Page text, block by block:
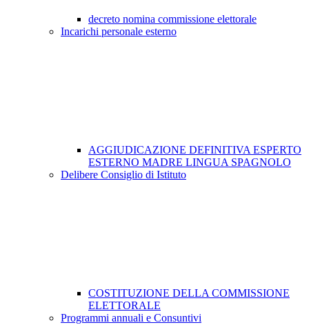
decreto nomina commissione elettorale
Incarichi personale esterno
AGGIUDICAZIONE DEFINITIVA ESPERTO
ESTERNO MADRE LINGUA SPAGNOLO
Delibere Consiglio di Istituto
COSTITUZIONE DELLA COMMISSIONE
ELETTORALE
Programmi annuali e Consuntivi